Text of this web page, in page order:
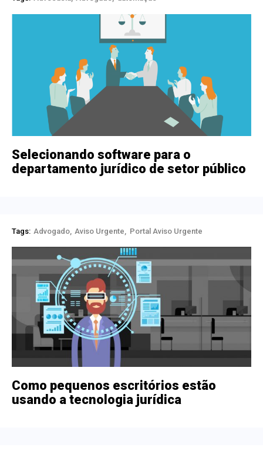
Selecionando software para o
departamento jurídico de setor público
Tags: Advogado Aviso Urgente Portal Aviso Urgente
Como pequenos escritórios estão
usando a tecnologia jurídica